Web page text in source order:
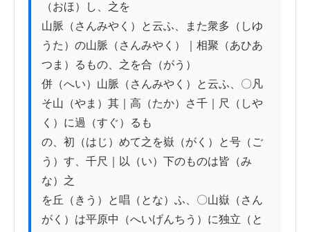
（おほ）し、之を
山脈（さんみやく）と云ふ、また衆多（しゆ
うた）の山脈（さんみやく）｜相聚（あひあ
つま）るもの、之を合（がう）
併（へい）山脈（さんみやく）と云ふ、〇凡
そ山（やま）其｜高（たか）さ千｜尺（しや
く）に過（すぐ）るも
の、初（はじ）めて之を嶽（がく）と号（ご
う）す、千尺｜以（い）下のものは皆（み
な）之
を丘（きう）と唱（とな）ふ、〇山嶽（さん
がく）は平原中（へいげんちう）に独立（と